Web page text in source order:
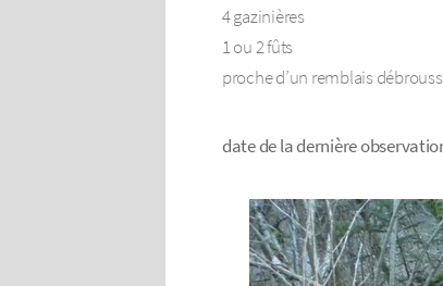
4 gazinières
1 ou 2 fûts
proche d’un remblais
date de la dernière